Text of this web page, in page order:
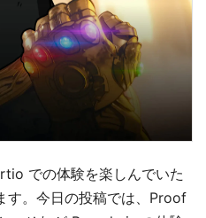
での体験を楽しんでいた
す。今日の投稿では、Proof